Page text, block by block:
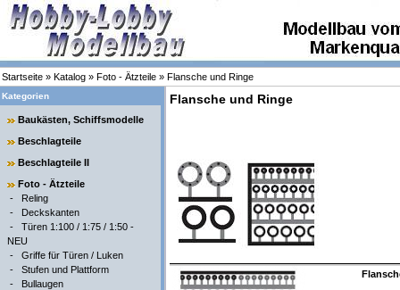
Startseite » Katalog » Foto - Ätzteile » Flansche und Ringe
Kategorien
Baukästen, Schiffsmodelle
Beschlagteile
Beschlagteile II
Foto - Ätzteile
- Reling
- Deckskanten
- Türen 1:100 / 1:75 / 1:50 -
NEU
- Griffe für Türen / Luken
- Stufen und Plattform
- Bullaugen
Flansche und Ringe